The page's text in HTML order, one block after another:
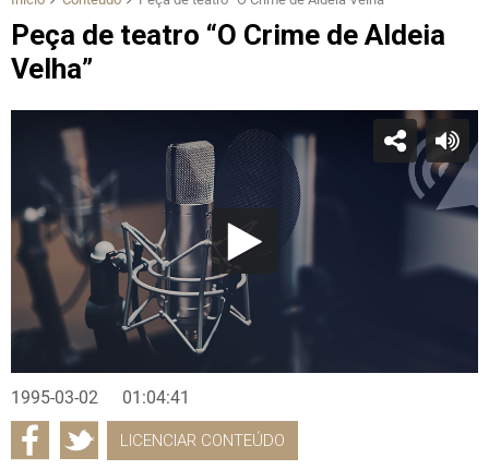
Peça de teatro “O Crime de Aldeia
Velha”
1995-03-02 01:04:41
LICENCIAR CONTEÚDO